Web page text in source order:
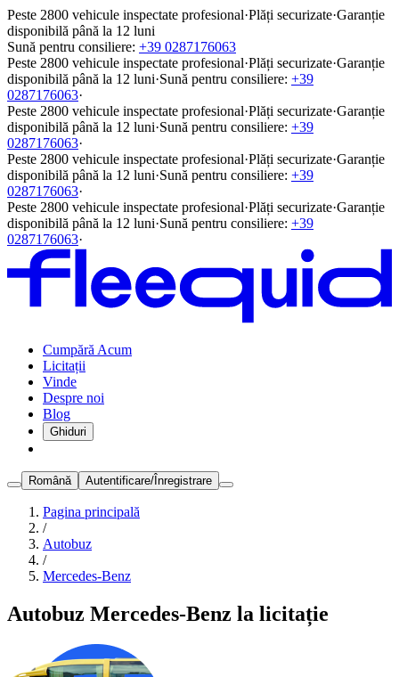
Peste 2800 vehicule inspectate profesional·Plăți securizate·Garanție
disponibilă până la 12 luni
Sună pentru consiliere: +39 0287176063
Peste 2800 vehicule inspectate profesional·Plăți securizate·Garanție
disponibilă până la 12 luni·Sună pentru consiliere: +39
0287176063·
Peste 2800 vehicule inspectate profesional·Plăți securizate·Garanție
disponibilă până la 12 luni·Sună pentru consiliere: +39
0287176063·
Peste 2800 vehicule inspectate profesional·Plăți securizate·Garanție
disponibilă până la 12 luni·Sună pentru consiliere: +39
0287176063·
Peste 2800 vehicule inspectate profesional·Plăți securizate·Garanție
disponibilă până la 12 luni·Sună pentru consiliere: +39
0287176063·
Cumpără Acum
Licitații
Vinde
Despre noi
Blog
Ghiduri
Română Autentificare/Înregistrare
Pagina principală
/
Autobuz
/
Mercedes-Benz
Autobuz Mercedes-Benz la licitație